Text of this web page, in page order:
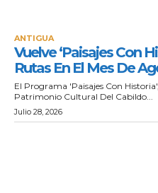
ANTIGUA
Vuelve ‘Paisajes Con
Rutas En El Mes De
El Programa 'Paisajes Con
Patrimonio Cultural Del Cabildo...
Julio 28, 2026